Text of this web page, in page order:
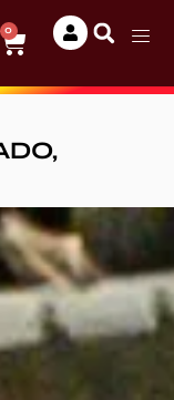
0
,